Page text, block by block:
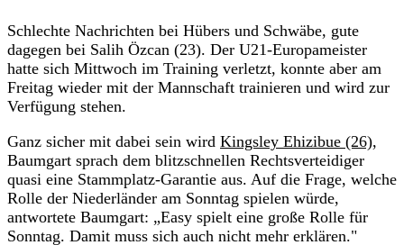
Schlechte Nachrichten bei Hübers und Schwäbe, gute
dagegen bei Salih Özcan (23). Der U21-Europameister
hatte sich Mittwoch im Training verletzt, konnte aber am
Freitag wieder mit der Mannschaft trainieren und wird zur
Verfügung stehen.
Ganz sicher mit dabei sein wird Kingsley Ehizibue (26),
Baumgart sprach dem blitzschnellen Rechtsverteidiger
quasi eine Stammplatz-Garantie aus. Auf die Frage, welche
Rolle der Niederländer am Sonntag spielen würde,
antwortete Baumgart: „Easy spielt eine große Rolle für
Sonntag. Damit muss sich auch nicht mehr erklären."